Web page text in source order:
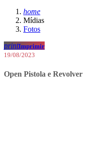
home
Mídias
Fotos
printImprimir
19/08/2023
Open Pistola e Revolver